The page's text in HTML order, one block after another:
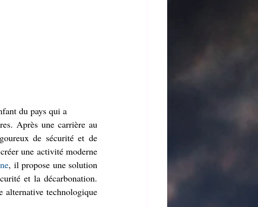
du pays qui a
Après une carrière au
de sécurité et de
une activité moderne
, il propose une solution
et la décarbonation.
technologique